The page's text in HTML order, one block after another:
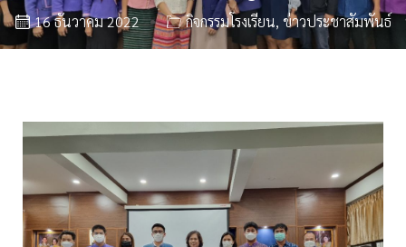
16 ธันวาคม 2022 กิจกรรมโรงเรียน, ข่าวประชาสัมพันธ์